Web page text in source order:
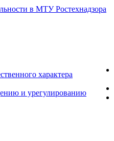
в МТУ Ростехнадзора
характера
и урегулированию